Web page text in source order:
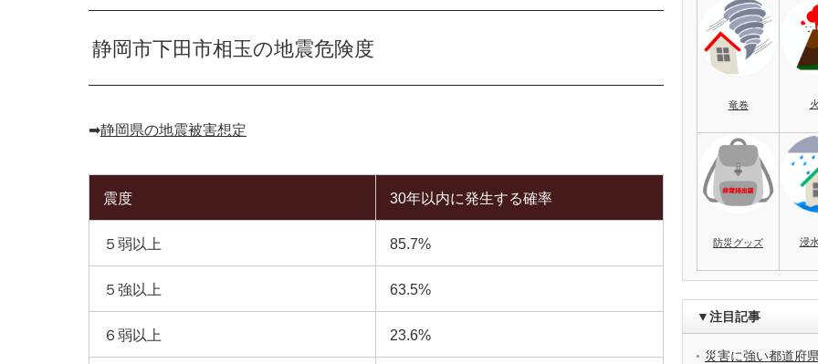
静岡市下田市相玉の地震危険度
➡︎静岡県の地震被害想定
震度 30年以内に発生する確率
５弱以上 85.7%
５強以上 63.5%
６弱以上 23.6%
竜巻
防災グッズ 浸
▼注目記事
災害に強い都道府